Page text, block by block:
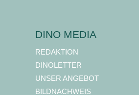
DINO MEDIA
REDAKTION
DINOLETTER
UNSER ANGEBOT
BILDNACHWEIS